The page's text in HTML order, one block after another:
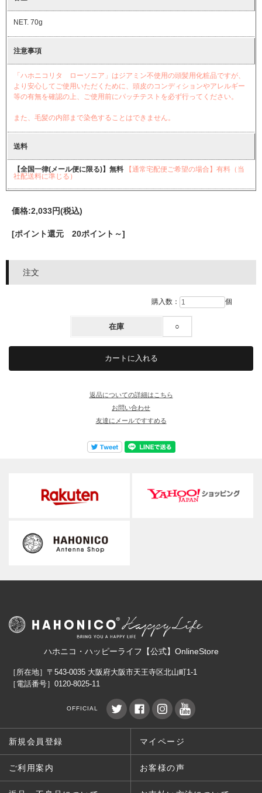
NET. 70g
注意事項
「ハホニコリタ ローソニア」はジアミン不使用の頭髪用化粧品ですが、
より安心してご使用いただくために、頭皮のコンディションやアレルギー
等の有無を確認の上、ご使用前にパッチテストを必ず行ってください。
また、毛髪の内部まで染色することはできません。
送料
【全国一律(メール便に限る)】無料
【通常宅配便ご希望の場合】有料（当
社配送料に準じる）
価格:2,033円(税込)
[ポイント還元 20ポイント～]
注文
購入数： 個
在庫 ○
返品についての詳細はこちら
お問い合わせ
友達にメールですすめる
ハホニコ・ハッピーライフ【公式】OnlineStore
［所在地］〒543-0035 大阪府大阪市天王寺区北山町1-1
［電話番号］0120-8025-11
OFFICIAL
新規会員登録 マイページ
ご利用案内 お客様の声